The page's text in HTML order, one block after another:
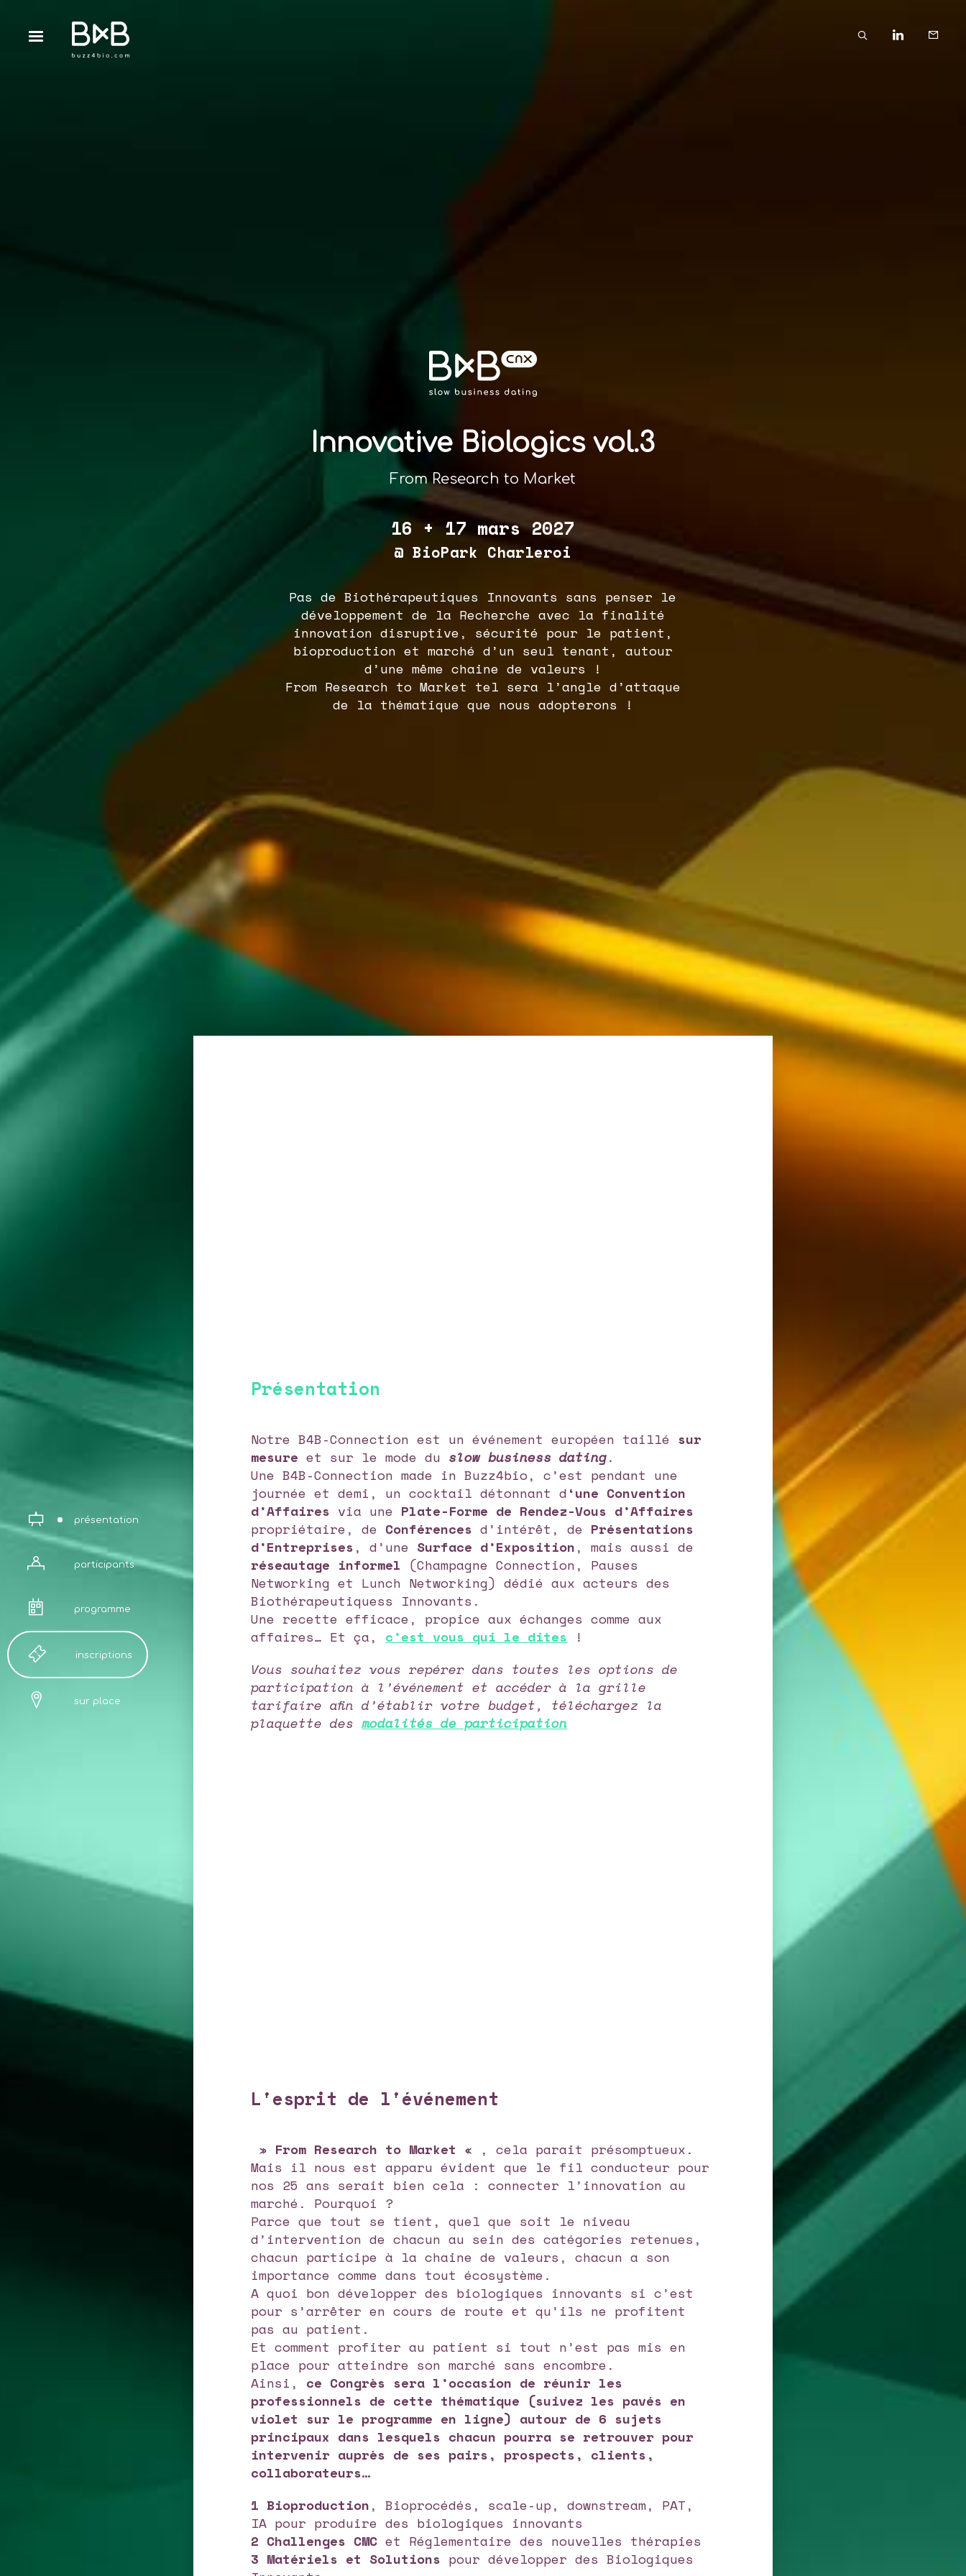
Innovative Biologics vol.3
From Research to Market
16 + 17 mars 2027
@ BioPark Charleroi
Pas de Biothérapeutiques Innovants sans penser le
développement de la Recherche avec la finalité
innovation disruptive, sécurité pour le patient,
bioproduction et marché d’un seul tenant, autour
d’une même chaine de valeurs !
From Research to Market tel sera l’angle d’attaque
de la thématique que nous adopterons !
Présentation
Notre B4B-Connection est un événement européen taillé sur
mesure et sur le mode du slow business dating.
Une B4B-Connection made in Buzz4bio, c’est pendant une
journée et demi, un cocktail détonnant d‘une Convention
d’Affaires via une Plate-Forme de Rendez-Vous d’Affaires
propriétaire, de Conférencesd’intérêt, de Présentations
d’Entreprises, d’une Surface d’Exposition, mais aussi de
réseautage informel (Champagne Connection, Pauses
Networking et Lunch Networking) dédié aux acteurs des
Biothérapeutiquess Innovants.
Une recette efficace, propice aux échanges comme aux
affaires… Et ça, c’est vous qui le dites !
Vous souhaitez vous repérer dans toutes les options de
participation à l’événement et accéder à la grille
tarifaire afin d’établir votre budget, téléchargez la
plaquette desmodalités de participation
L'esprit de l'événement
» From Research to Market « , cela parait présomptueux.
Mais il nous est apparu évident que le fil conducteur pour
nos 25 ans serait bien cela : connecter l’innovation au
marché. Pourquoi ?
Parce que tout se tient, quel que soit le niveau
d’intervention de chacun au sein des catégories retenues,
chacun participe à la chaine de valeurs, chacun a son
importance comme dans tout écosystème.
A quoi bon développer des biologiques innovants si c’est
pour s’arrêter en cours de route et qu’ils ne profitent
pas au patient.
Et comment profiter au patient si tout n’est pas mis en
place pour atteindre son marché sans encombre.
Ainsi, ce Congrès sera l’occasion de réunir les
professionnels de cette thématique (suivez les pavés en
violet sur le programme en ligne) autour de 6 sujets
principaux dans lesquels chacun pourra se retrouver pour
intervenir auprès de ses pairs, prospects, clients,
collaborateurs…
1 Bioproduction, Bioprocédés, scale-up, downstream, PAT,
IA pour produire des biologiques innovants
2 Challenges CMC et Réglementaire des nouvelles thérapies
3 Matériels et Solutions pour développer des Biologiques
présentation
participants
programme
inscriptions
sur place